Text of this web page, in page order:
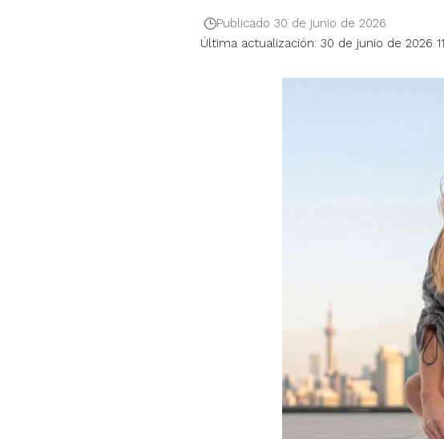
Última actualización: 30 de junio de 2026
Publicado 30 de junio de 2026